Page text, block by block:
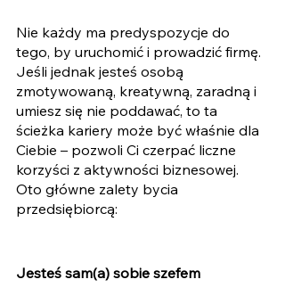
Nie każdy ma predyspozycje do
tego, by uruchomić i prowadzić firmę.
Jeśli jednak jesteś osobą
zmotywowaną, kreatywną, zaradną i
umiesz się nie poddawać, to ta
ścieżka kariery może być właśnie dla
Ciebie – pozwoli Ci czerpać liczne
korzyści z aktywności biznesowej.
Oto główne zalety bycia
przedsiębiorcą:
Jesteś sam(a) sobie szefem